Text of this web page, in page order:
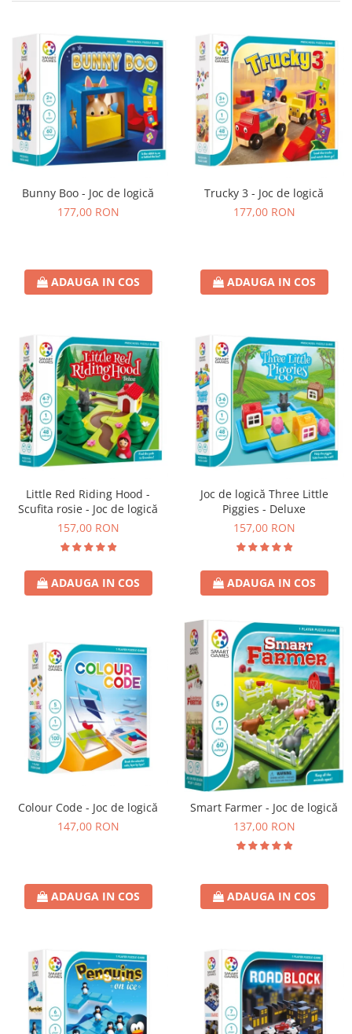
Bunny Boo - Joc de logică
177,00 RON
ADAUGA IN COS
Trucky 3 - Joc de logică
177,00 RON
ADAUGA IN COS
Little Red Riding Hood -
Scufita rosie - Joc de logică
157,00 RON
ADAUGA IN COS
Joc de logică Three Little
Piggies - Deluxe
157,00 RON
ADAUGA IN COS
Colour Code - Joc de logică
147,00 RON
ADAUGA IN COS
Smart Farmer - Joc de logică
137,00 RON
ADAUGA IN COS